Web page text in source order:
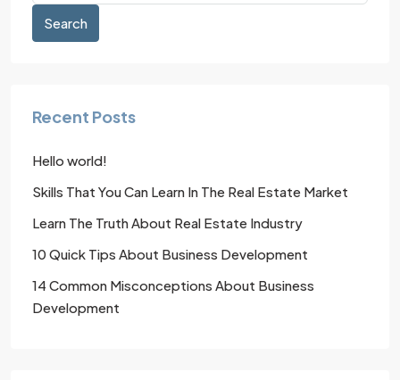
Search
Recent Posts
Hello world!
Skills That You Can Learn In The Real Estate Market
Learn The Truth About Real Estate Industry
10 Quick Tips About Business Development
14 Common Misconceptions About Business
Development